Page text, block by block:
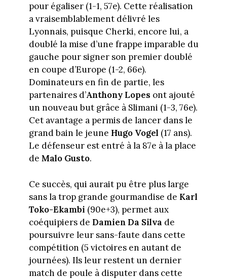
pour égaliser (1-1, 57e). Cette réalisation
a vraisemblablement délivré les
Lyonnais, puisque Cherki, encore lui, a
doublé la mise d’une frappe imparable du
gauche pour signer son premier doublé
en coupe d’Europe (1-2, 66e).
Dominateurs en fin de partie, les
partenaires d’Anthony Lopes ont ajouté
un nouveau but grâce à Slimani (1-3, 76e).
Cet avantage a permis de lancer dans le
grand bain le jeune Hugo Vogel (17 ans).
Le défenseur est entré à la 87e à la place
de Malo Gusto.
Ce succès, qui aurait pu être plus large
sans la trop grande gourmandise de Karl
Toko-Ekambi (90e+3), permet aux
coéquipiers de Damien Da Silva de
poursuivre leur sans-faute dans cette
compétition (5 victoires en autant de
journées). Ils leur restent un dernier
match de poule à disputer dans cette